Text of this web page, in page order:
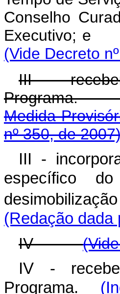
Conselho
Executivo; e
(Vide Decreto
III -
Medida
nº 350, de
III -
específico
(Redação dada
IV -
IV -
Programa.